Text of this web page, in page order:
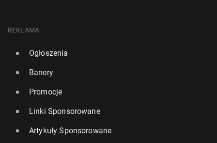
REKLAMA
Ogłoszenia
Banery
Promocje
Linki Sponsorowane
Artykuły Sponsorowane